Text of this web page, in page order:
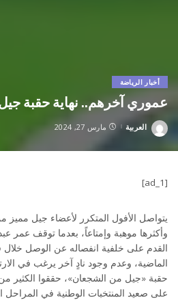
أخبار الرياضة
عموري آخرهم.. نهاية حقبة
Posted
العربية مارس 27, 2024
[ad_1]
يتواصل الأفول المتكرر لأعضاء جيل مميز من
وأكثرها موهبة وإمتاعاً، بعدما توقف
القدم على خلفية انفصاله عن الوصل خلال
الماضية، وعدم وجود نادٍ آخر يرغب في
حقبة «جيل من الشجعان»، حققوا الكثير من
على صعيد المنتخبات الوطنية في المراحل